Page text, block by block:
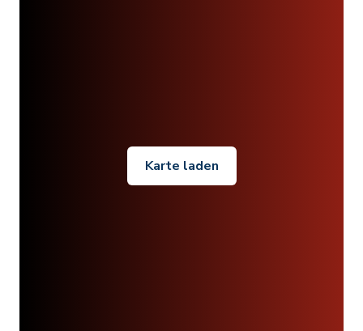
Karte laden